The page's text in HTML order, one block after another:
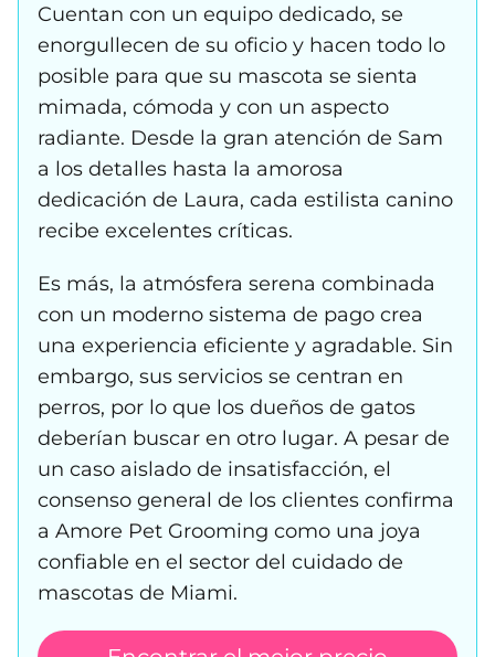
Cuentan con un equipo dedicado, se
enorgullecen de su oficio y hacen todo lo
posible para que su mascota se sienta
mimada, cómoda y con un aspecto
radiante. Desde la gran atención de Sam
a los detalles hasta la amorosa
dedicación de Laura, cada estilista canino
recibe excelentes críticas.
Es más, la atmósfera serena combinada
con un moderno sistema de pago crea
una experiencia eficiente y agradable. Sin
embargo, sus servicios se centran en
perros, por lo que los dueños de gatos
deberían buscar en otro lugar. A pesar de
un caso aislado de insatisfacción, el
consenso general de los clientes confirma
a Amore Pet Grooming como una joya
confiable en el sector del cuidado de
mascotas de Miami.